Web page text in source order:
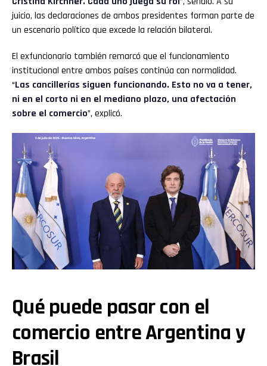
juicio, las declaraciones de ambos presidentes forman parte de
un escenario político que excede la relación bilateral.
El exfuncionario también remarcó que el funcionamiento
institucional entre ambos países continúa con normalidad.
“Las cancillerías siguen funcionando. Esto no va a tener,
ni en el corto ni en el mediano plazo, una afectación
sobre el comercio”, explicó.
Qué puede pasar con el
comercio entre Argentina y
Brasil